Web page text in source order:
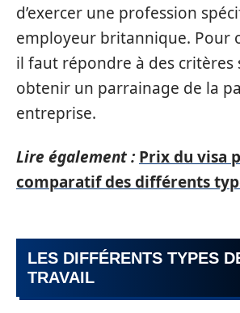
d’exercer une profession
employeur britannique. Pour
il faut répondre à des critères
obtenir un parrainage de la
entreprise.
Lire également : Prix du visa
comparatif des différents
LES DIFFÉRENTS TYPES
TRAVAIL